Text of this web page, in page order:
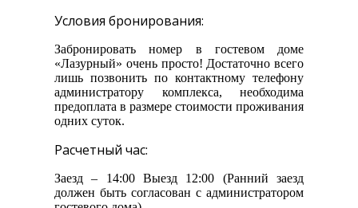
Условия бронирования:
Забронировать номер в гостевом доме
«Лазурный» очень просто! Достаточно всего
лишь позвонить по контактному телефону
администратору комплекса, необходима
предоплата в размере стоимости проживания
одних суток.
Расчетный час:
Заезд – 14:00 Выезд 12:00 (Ранний заезд
должен быть согласован с администратором